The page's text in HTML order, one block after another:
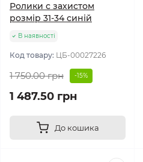
Ролики с захистом
розмір 31-34 синій
В наявності
Код товару: ЦБ-00027226
1 750.00 грн -15%
1 487.50 грн
До кошика